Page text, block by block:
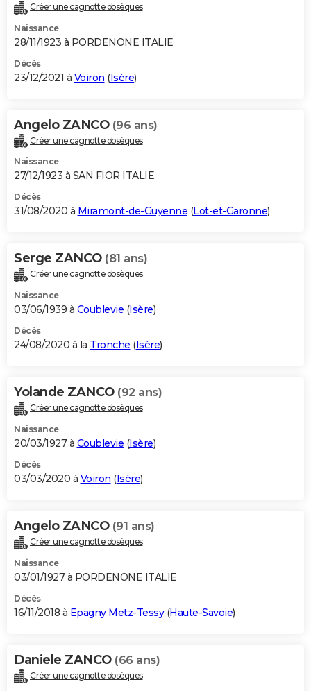
Créer une cagnotte obsèques
Naissance
28/11/1923 à PORDENONE ITALIE
Décès
23/12/2021 à Voiron (Isère)
Angelo ZANCO (96 ans)
Créer une cagnotte obsèques
Naissance
27/12/1923 à SAN FIOR ITALIE
Décès
31/08/2020 à Miramont-de-Guyenne (Lot-et-Garonne)
Serge ZANCO (81 ans)
Créer une cagnotte obsèques
Naissance
03/06/1939 à Coublevie (Isère)
Décès
24/08/2020 à la Tronche (Isère)
Yolande ZANCO (92 ans)
Créer une cagnotte obsèques
Naissance
20/03/1927 à Coublevie (Isère)
Décès
03/03/2020 à Voiron (Isère)
Angelo ZANCO (91 ans)
Créer une cagnotte obsèques
Naissance
03/01/1927 à PORDENONE ITALIE
Décès
16/11/2018 à Epagny Metz-Tessy(Haute-Savoie)
Daniele ZANCO (66 ans)
Créer une cagnotte obsèques